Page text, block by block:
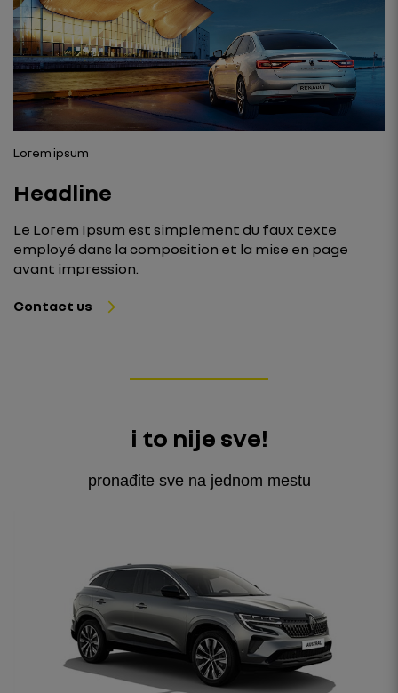
Lorem ipsum
Headline
Le Lorem Ipsum est simplement du faux texte
employé dans la composition et la mise en page
avant impression.
Contact us
i to nije sve!
pronađite sve na jednom mestu